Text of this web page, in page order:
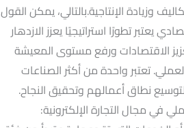
وزيادة الإنتاجية.بالتالي، يمكن القول
يعتبر تطورًا استراتيجيًا يعزز الازدهار
الاقتصادات ورفع مستوى المعيشة
تعتبر واحدة من أكثر الصناعات
نطاق أعمالهم وتحقيق النجاح.
في مجال التجارة الإلكترونية: